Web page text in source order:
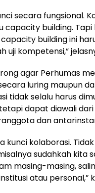
secara fungsional.
building. Tapi
building ini
uji kompetensi,”
agar Perhumas
luring maupun
tidak selalu harus
dapat diawali dari
dan
kunci kolaborasi.
sudahkah kita
masing-masing,
atau personal,”